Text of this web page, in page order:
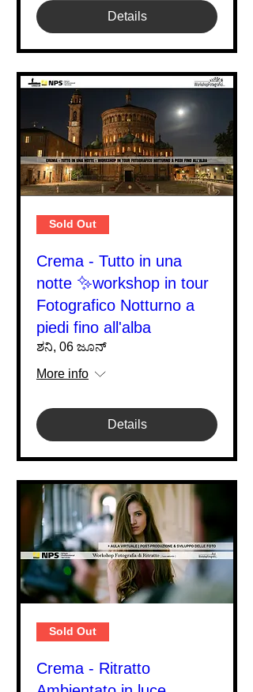
Details
Sold Out
Crema - Tutto in una
notte ✨workshop in tour
Fotografico Notturno a
piedi fino all'alba
ಶನಿ, 06 ಜೂನ್
More info
Details
Sold Out
Crema - Ritratto